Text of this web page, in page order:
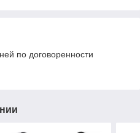
по договоренности